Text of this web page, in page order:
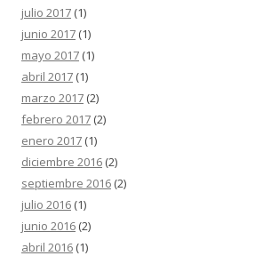
julio 2017 (1)
junio 2017 (1)
mayo 2017 (1)
abril 2017 (1)
marzo 2017 (2)
febrero 2017 (2)
enero 2017 (1)
diciembre 2016 (2)
septiembre 2016 (2)
julio 2016 (1)
junio 2016 (2)
abril 2016 (1)